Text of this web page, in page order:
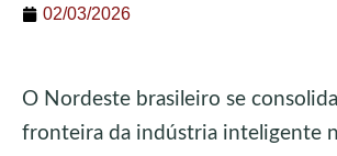
02/03/2026
O Nordeste brasileiro se
fronteira da indústria inteligente